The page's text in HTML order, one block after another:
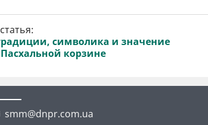
символика и значение
корзине
smm@dnpr.com.ua